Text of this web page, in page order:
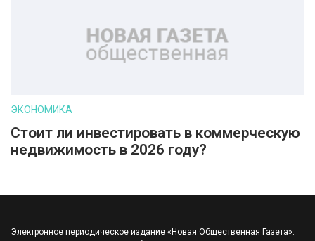
ЭКОНОМИКА
Стоит ли инвестировать в коммерческую
недвижимость в 2026 году?
Электронное периодическое издание «Новая Общественная Газета».